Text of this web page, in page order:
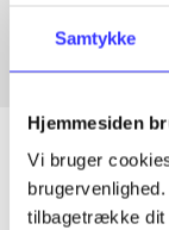
Samtykke
Hjemmesiden
Vi bruger
tilbagetrække dit
Artikler